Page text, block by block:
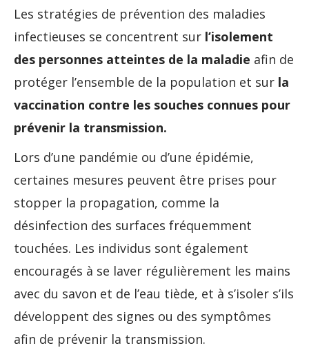
Les stratégies de prévention des maladies
infectieuses se concentrent sur l’isolement
des personnes atteintes de la maladie afin de
protéger l’ensemble de la population et sur la
vaccination contre les souches connues pour
prévenir la transmission.
Lors d’une pandémie ou d’une épidémie,
certaines mesures peuvent être prises pour
stopper la propagation, comme la
désinfection des surfaces fréquemment
touchées. Les individus sont également
encouragés à se laver régulièrement les mains
avec du savon et de l’eau tiède, et à s’isoler s’ils
développent des signes ou des symptômes
afin de prévenir la transmission.